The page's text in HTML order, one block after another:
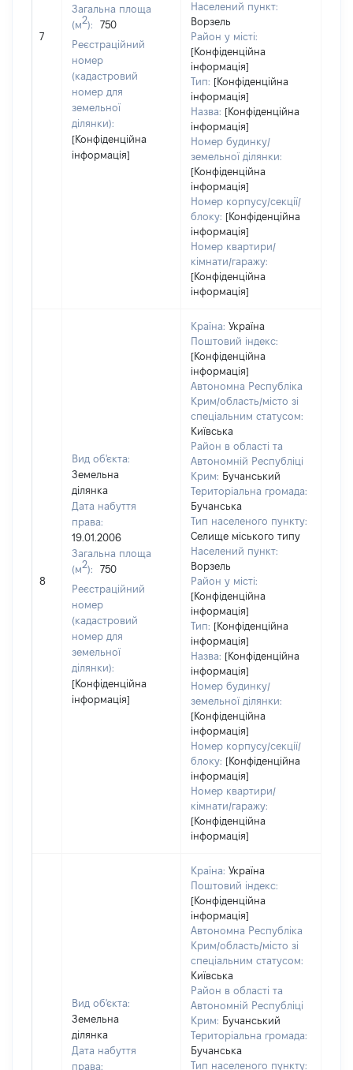
7
Загальна площа
(м2):
750
Реєстраційний
номер
(кадастровий
номер для
земельної
ділянки):
[Конфіденційна
інформація]
Населений пункт:
Ворзель
Район у місті:
[Конфіденційна
інформація]
Тип: [Конфіденційна
інформація]
Назва: [Конфіденційна
інформація]
Номер будинку/
земельної ділянки:
[Конфіденційна
інформація]
Номер корпусу/секції/
блоку: [Конфіденційна
інформація]
Номер квартири/
кімнати/гаражу:
[Конфіденційна
інформація]
8
Вид об'єкта:
Земельна
ділянка
Дата набуття
права:
19.01.2006
Загальна площа
(м2):
750
Реєстраційний
номер
(кадастровий
номер для
земельної
ділянки):
[Конфіденційна
інформація]
Країна: Україна
Поштовий індекс:
[Конфіденційна
інформація]
Автономна Республіка
Крим/область/місто зі
спеціальним статусом:
Київська
Район в області та
Автономній Республіці
Крим: Бучанський
Територіальна громада:
Бучанська
Тип населеного пункту:
Селище міського типу
Населений пункт:
Ворзель
Район у місті:
[Конфіденційна
інформація]
Тип: [Конфіденційна
інформація]
Назва: [Конфіденційна
інформація]
Номер будинку/
земельної ділянки:
[Конфіденційна
інформація]
Номер корпусу/секції/
блоку: [Конфіденційна
інформація]
Номер квартири/
кімнати/гаражу:
[Конфіденційна
інформація]
Вид об'єкта:
Земельна
ділянка
Дата набуття
права:
Країна: Україна
Поштовий індекс:
[Конфіденційна
інформація]
Автономна Республіка
Крим/область/місто зі
спеціальним статусом:
Київська
Район в області та
Автономній Республіці
Крим: Бучанський
Територіальна громада:
Бучанська
Тип населеного пункту: